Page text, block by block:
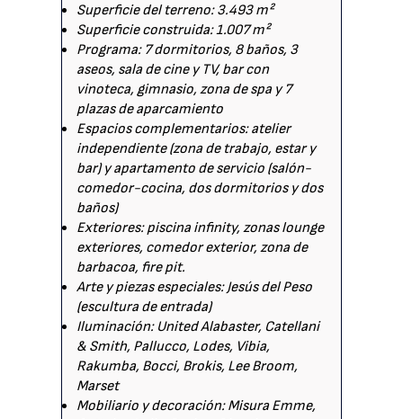
Superficie del terreno: 3.493 m²
Superficie construida: 1.007 m²
Programa: 7 dormitorios, 8 baños, 3
aseos, sala de cine y TV, bar con
vinoteca, gimnasio, zona de spa y 7
plazas de aparcamiento
Espacios complementarios: atelier
independiente (zona de trabajo, estar y
bar) y apartamento de servicio (salón-
comedor-cocina, dos dormitorios y dos
baños)
Exteriores: piscina infinity, zonas lounge
exteriores, comedor exterior, zona de
barbacoa, fire pit.
Arte y piezas especiales: Jesús del Peso
(escultura de entrada)
Iluminación: United Alabaster, Catellani
& Smith, Pallucco, Lodes, Vibia,
Rakumba, Bocci, Brokis, Lee Broom,
Marset
Mobiliario y decoración: Misura Emme,